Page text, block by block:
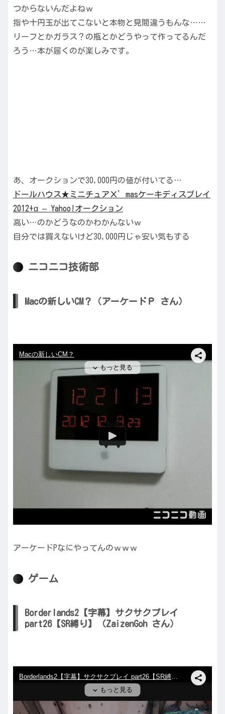
つからないんだよねｗ
指や十円玉が出てこないと本物と見間違うもんな……
リーフとかガラス？の瓶とかどうやって作ってるんだ
ろう…本が届くのが楽しみです。
あ、オークションで30,000円の値が付いてる…
ドールハウス★ミニチュアＸ’masケーキディスプレイ
2012+α – Yahoo!オークション
高い…のかどうなのかわかんないｗ
自分では買えないけど30,000円じゃ安い気もする
ニコニコ技術部
Macの新しいCM？（アーケードＰ さん）
アーケードPなにやってんのｗｗｗ
ゲーム
Borderlands2【字幕】サクサクプレイ
part26【SR縛り】（ZaizenGoh さん）